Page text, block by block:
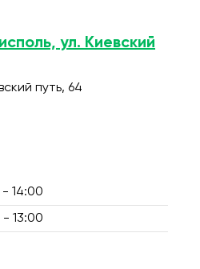
ул. Киевский
путь, 64
14:00
13:00